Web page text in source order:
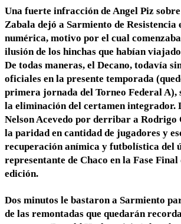
Una fuerte infracción de Angel Piz
Zabala dejó a Sarmiento de
numérica, motivo por el cual
ilusión de los hinchas que habían
De todas maneras, el Decano, todavía
oficiales en la presente temporada
primera jornada del Torneo Federal A),
la eliminación del certamen integrador.
Nelson Acevedo por derribar a Rodrigo
la paridad en cantidad de jugadores y
recuperación anímica y futbolística del
representante de Chaco en la Fase Final
edición.
Dos minutos le bastaron a Sarmiento
de las remontadas que quedarán